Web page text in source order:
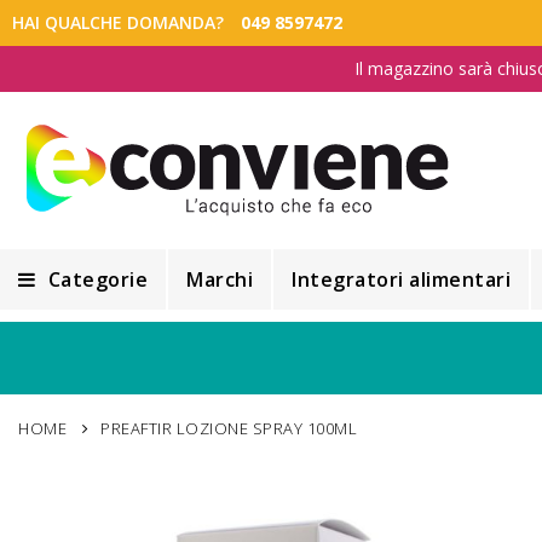
HAI QUALCHE DOMANDA? 049 8597472
Il magazzino sarà
Categorie
Alimentazione e Dietetica
Marchi Integratori alimentari
HOME PREAFTIR LOZIONE SPRAY 100ML